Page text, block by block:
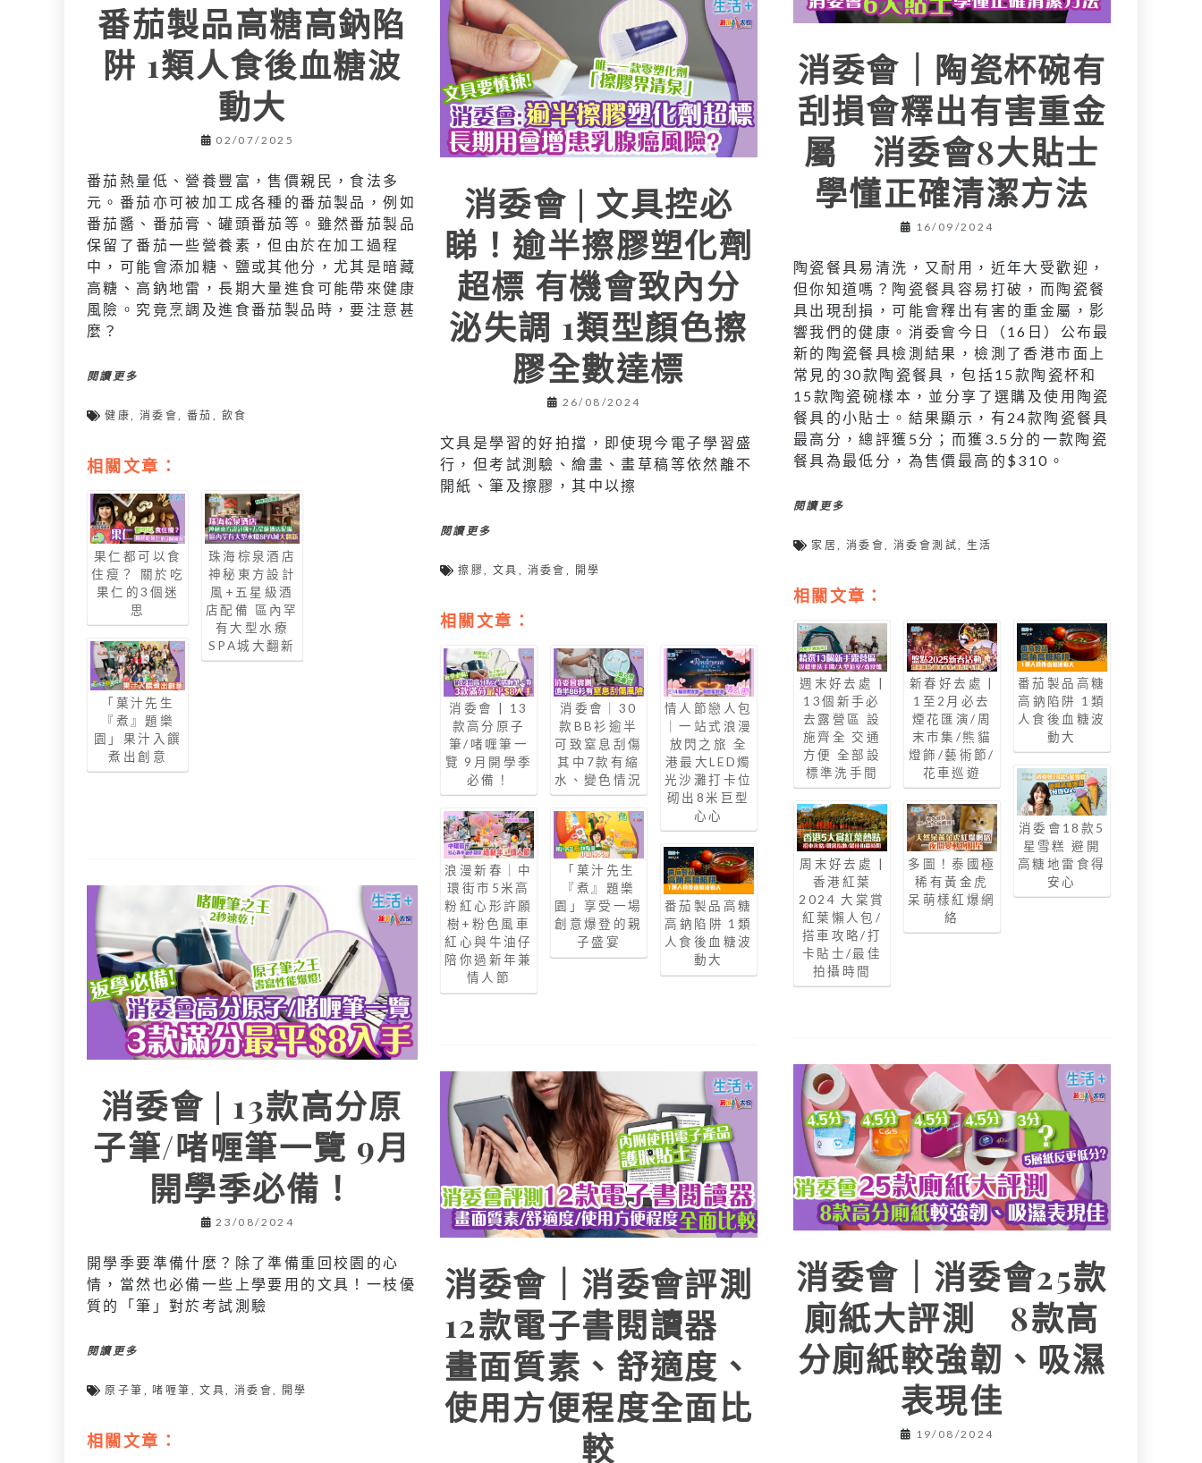
番茄製品高糖高鈉陷
阱 1類人食後血糖波
動大
02/07/2025
番茄熱量低、營養豐富，售價親民，食法多
元。番茄亦可被加工成各種的番茄製品，例如
番茄醬、番茄膏、罐頭番茄等。雖然番茄製品
保留了番茄一些營養素，但由於在加工過程
中，可能會添加糖、鹽或其他分，尤其是暗藏
高糖、高鈉地雷，長期大量進食可能帶來健康
風險。究竟烹調及進食番茄製品時，要注意甚
麼？
閱讀更多
健康 ,消委會 ,番茄 飲食
相關文章：
果仁都可以食
住瘦？ 關於吃
果仁的3個迷
思
「菓汁先生
『煮』題樂
園」果汁入饌
煮出創意
珠海棕泉酒店
神秘東方設計
風+五星級酒
店配備 區內罕
有大型水療
SPA城大翻新
消委會｜陶瓷杯碗有
刮損會釋出有害重金
屬 消委會8大貼士
學懂正確清潔方法
16/09/2024
陶瓷餐具易清洗，又耐用，近年大受歡迎，
但你知道嗎？陶瓷餐具容易打破，而陶瓷餐
具出現刮損，可能會釋出有害的重金屬，影
響我們的健康。消委會今日（16日）公布最
新的陶瓷餐具檢測結果，檢測了香港市面上
常見的30款陶瓷餐具，包括15款陶瓷杯和
15款陶瓷碗樣本，並分享了選購及使用陶瓷
餐具的小貼士。結果顯示，有24款陶瓷餐具
最高分，總評獲5分；而獲3.5分的一款陶瓷
餐具為最低分，為售價最高的$310。
閱讀更多
家居 消委會 消委會測試 生活
相關文章：
週末好去處 |
13個新手必
去露營區 設
施齊全 交通
方便 全部設
標準洗手間
周末好去處 |
香港紅葉
2024 大棠賞
紅葉懶人包/
搭車攻略/打
卡貼士/最佳
拍攝時間
新春好去處 |
1至2月必去
煙花匯演/周
末市集/熊貓
燈飾/藝術節/
花車巡遊
多圖！泰國極
稀有黃金虎
呆萌樣紅爆網
絡
番茄製品高糖
高鈉陷阱 1類
人食後血糖波
動大
消委會18款5
星雪糕 避開
高糖地雷食得
安心
消委會 | 文具控必
睇！逾半擦膠塑化劑
超標 有機會致內分
泌失調 1類型顏色擦
膠全數達標
26/08/2024
文具是學習的好拍擋，即使現今電子學習盛
行，但考試測驗、繪畫、畫草稿等依然離不
開紙、筆及擦膠，其中以擦
閱讀更多
擦膠 文具 消委會 開學
相關文章：
消委會 | 13
款高分原子
筆/啫喱筆一
覽 9月開學季
必備！
浪漫新春｜中
環街市5米高
粉紅心形許願
樹+粉色風車
紅心與牛油仔
陪你過新年兼
情人節
消委會｜30
款BB衫逾半
可致窒息刮傷
其中7款有縮
水、變色情況
「菓汁先生
『煮』題樂
園」享受一場
創意爆登的親
子盛宴
情人節戀人包
｜一站式浪漫
放閃之旅 全
港最大LED燭
光沙灘打卡位
砌出8米巨型
心心
番茄製品高糖
高鈉陷阱 1類
人食後血糖波
動大
消委會 | 13款高分原
子筆/啫喱筆一覽 9月
開學季必備！
23/08/2024
開學季要準備什麼？除了準備重回校園的心
情，當然也必備一些上學要用的文具！一枝優
質的「筆」對於考試測驗
閱讀更多
原子筆 啫喱筆 ,文具 ,消委會 開學
相關文章：
消委會｜消委會25款
廁紙大評測 8款高
分廁紙較強韌、吸濕
表現佳
19/08/2024
消委會｜消委會評測
12款電子書閱讀器
畫面質素、舒適度、
使用方便程度全面比
較